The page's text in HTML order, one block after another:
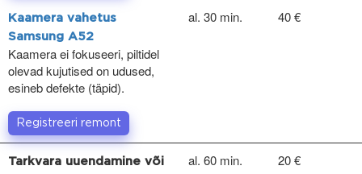
Kaamera vahetus
Samsung A52
Kaamera ei fokuseeri, piltidel
olevad kujutised on udused,
esineb defekte (täpid).
al. 30 min. 40 €
Registreeri remont
Tarkvara uuendamine või
al. 60 min. 20 €